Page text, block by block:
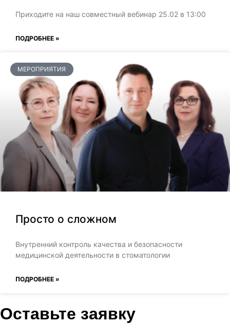
Приходите на наш совместный вебинар 25.02 в 13:00
ПОДРОБНЕЕ »
МЕРОПРИЯТИЯ
Просто о сложном
Внутренний контроль качества и безопасности
медицинской деятельности в стоматологии
ПОДРОБНЕЕ »
Оставьте заявку